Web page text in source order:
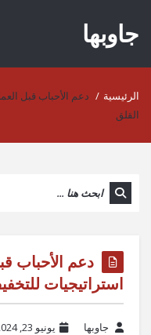
جاوبها
الرئيسية / دعم الأحباب قبل
القلق
دعم الأحباب
استراتيجيات
جاوبها يونيو 23, 2024